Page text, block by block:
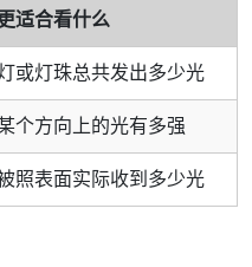
更适合看什么
或灯珠总共发出多少光
个方向上的光有多强
照表面实际收到多少光